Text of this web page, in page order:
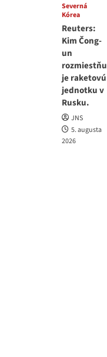
Severná
Kórea
Reuters:
Kim Čong-
un
rozmiestňu
je raketovú
jednotku v
Rusku.
JNS
5. augusta
2026